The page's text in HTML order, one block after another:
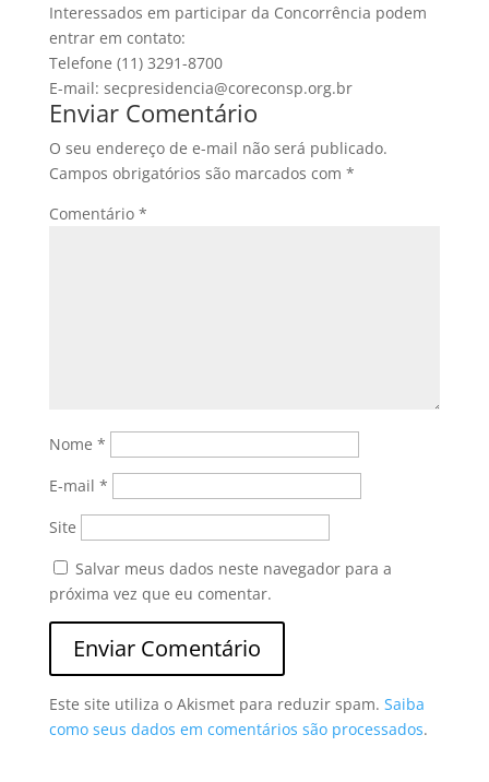
Interessados em participar da Concorrência podem
entrar em contato:
Telefone (11) 3291-8700
E-mail: secpresidencia@coreconsp.org.br
Enviar Comentário
O seu endereço de e-mail não será publicado.
Campos obrigatórios são marcados com *
Comentário *
Nome *
E-mail *
Site
Salvar meus dados neste navegador para a
próxima vez que eu comentar.
Este site utiliza o Akismet para reduzir spam. Saiba
como seus dados em comentários são processados.